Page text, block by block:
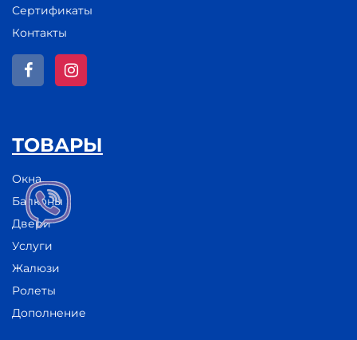
Сертификаты
Контакты
ТОВАРЫ
Окна
Балконы
Двери
Услуги
Жалюзи
Ролеты
Дополнение